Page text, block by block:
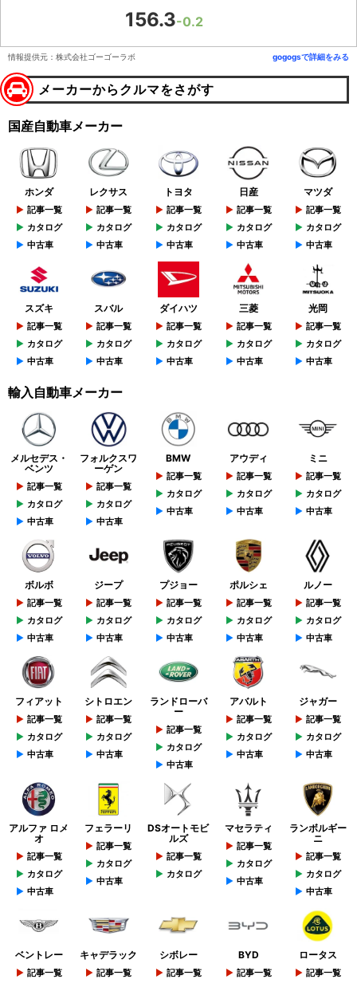
156.3-0.2
情報提供元：株式会社ゴーゴーラボ gogogsで詳細をみる
メーカーからクルマをさがす
国産自動車メーカー
ホンダ
記事一覧
カタログ
中古車
レクサス
記事一覧
カタログ
中古車
トヨタ
記事一覧
カタログ
中古車
日産
記事一覧
カタログ
中古車
マツダ
記事一覧
カタログ
中古車
スズキ
記事一覧
カタログ
中古車
スバル
記事一覧
カタログ
中古車
ダイハツ
記事一覧
カタログ
中古車
三菱
記事一覧
カタログ
中古車
光岡
記事一覧
カタログ
中古車
輸入自動車メーカー
メルセデス・
ベンツ
記事一覧
カタログ
中古車
フォルクスワ
ーゲン
記事一覧
カタログ
中古車
BMW
記事一覧
カタログ
中古車
アウディ
記事一覧
カタログ
中古車
ミニ
記事一覧
カタログ
中古車
ボルボ
記事一覧
カタログ
中古車
ジープ
記事一覧
カタログ
中古車
プジョー
記事一覧
カタログ
中古車
ポルシェ
記事一覧
カタログ
中古車
ルノー
記事一覧
カタログ
中古車
フィアット
記事一覧
カタログ
中古車
シトロエン
記事一覧
カタログ
中古車
ランドローバ
ー
記事一覧
カタログ
中古車
アバルト
記事一覧
カタログ
中古車
ジャガー
記事一覧
カタログ
中古車
アルファ ロメ
オ
記事一覧
カタログ
中古車
フェラーリ
記事一覧
カタログ
中古車
DSオートモビ
ルズ
記事一覧
カタログ
マセラティ
記事一覧
カタログ
中古車
ランボルギー
ニ
記事一覧
カタログ
中古車
ベントレー
記事一覧
キャデラック
記事一覧
シボレー
記事一覧
BYD
記事一覧
ロータス
記事一覧